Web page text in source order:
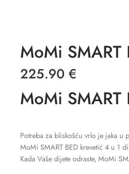
MoMi
225.90 €
MoMi
Potreba za bliskošću vrlo je jaka u
MoMi SMART BED krevetić 4 u 1
Kada Vaše dijete odraste, MoMi